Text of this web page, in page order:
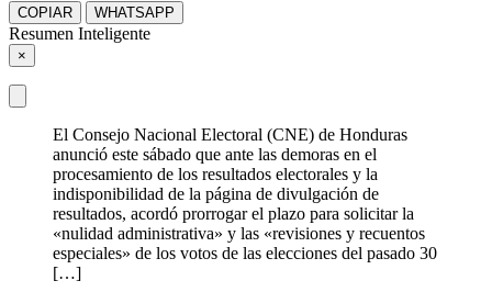
COPIAR WHATSAPP
Resumen Inteligente
×
El Consejo Nacional Electoral (CNE) de Honduras
anunció este sábado que ante las demoras en el
procesamiento de los resultados electorales y la
indisponibilidad de la página de divulgación de
resultados, acordó prorrogar el plazo para solicitar la
«nulidad administrativa» y las «revisiones y recuentos
especiales» de los votos de las elecciones del pasado 30
[…]